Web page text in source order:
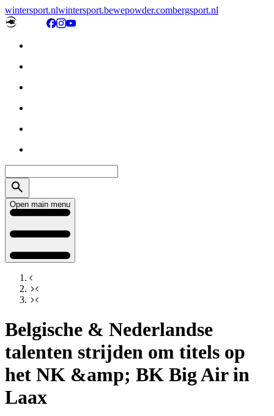
wintersport.nlwintersport.bewepowder.combergsport.nl
Open main menu
Belgische & Nederlandse
talenten strijden om titels op
het NK &amp; BK Big Air in
Laax